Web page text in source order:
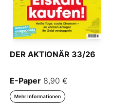
DER AKTIONÄR 33/26
E-Paper 8,90 €
Mehr Informationen